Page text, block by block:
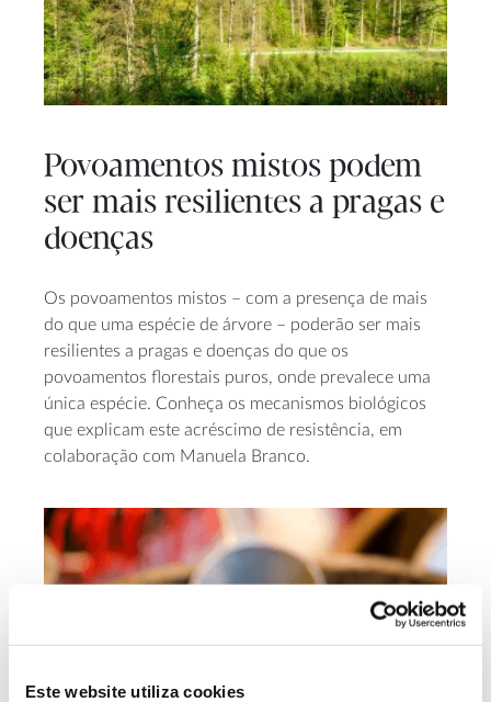
Este website utiliza cookies
Povoamentos mistos podem
ser mais resilientes a pragas e
doenças
Os povoamentos mistos – com a presença de mais
do que uma espécie de árvore – poderão ser mais
resilientes a pragas e doenças do que os
povoamentos florestais puros, onde prevalece uma
única espécie. Conheça os mecanismos biológicos
que explicam este acréscimo de resistência, em
colaboração com Manuela Branco.